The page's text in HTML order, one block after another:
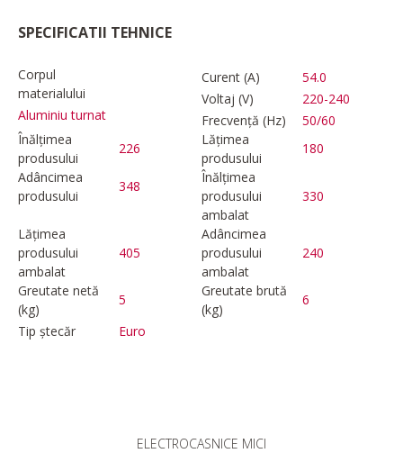
SPECIFICATII TEHNICE
Corpul
materialului
Aluminiu turnat
Curent (A)
54.0
Voltaj (V)
220-240
Frecvență (Hz)
50/60
Înălțimea
produsului
226
Lățimea
produsului
180
Adâncimea
produsului
348
Înălțimea
produsului
ambalat
330
Lățimea
produsului
ambalat
405
Adâncimea
produsului
ambalat
240
Greutate netă
(kg)
5
Greutate brută
(kg)
6
Tip ștecăr
Euro
ELECTROCASNICE MICI